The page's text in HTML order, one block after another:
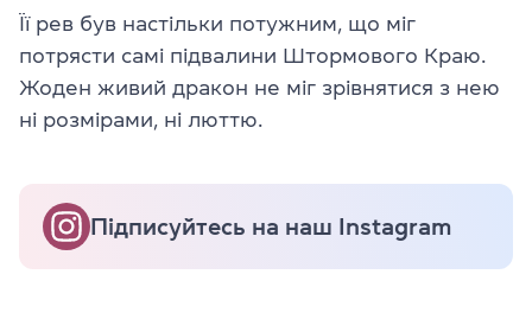
Її рев був настільки потужним, що міг
потрясти самі підвалини Штормового Краю.
Жоден живий дракон не міг зрівнятися з нею
ні розмірами, ні люттю.
Підписуйтесь на наш Instagram